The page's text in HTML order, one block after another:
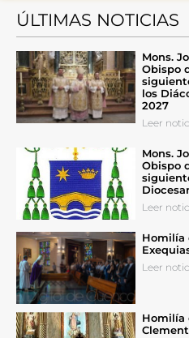
ÚLTIMAS NOTICIAS
Mons.
Obispo
los
2027
Leer
Mons.
Obispo
Leer
Homilía
Leer
Homilía